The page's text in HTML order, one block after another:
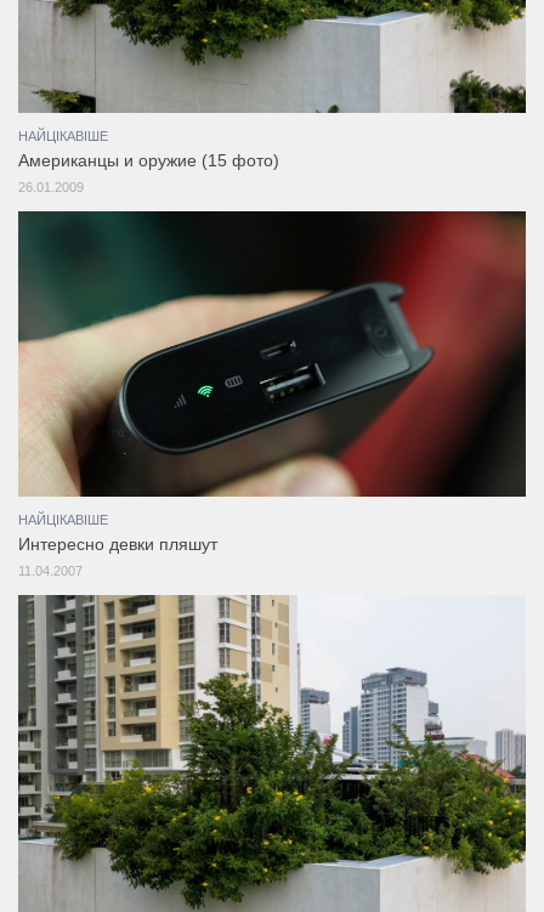
НАЙЦІКАВІШЕ
Американцы и оружие (15 фото)
26.01.2009
НАЙЦІКАВІШЕ
Интересно девки пляшут
11.04.2007